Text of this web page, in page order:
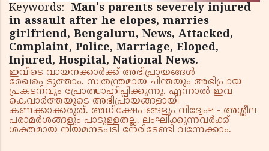
Keywords: Man's parents severely injured
in assault after he elopes, marries
girlfriend, Bengaluru, News, Attacked,
Complaint, Police, Marriage, Eloped,
Injured, Hospital, National News.
ഇവിടെ വായനക്കാർക്ക് അഭിപ്രായങ്ങൾ
രേഖപ്പെടുത്താം. സ്വതന്ത്രമായ ചിന്തയും അഭിപ്രായ
പ്രകടനവും പ്രോത്സാഹിപ്പിക്കുന്നു. എന്നാൽ ഇവ
കെവാർത്തയുടെ അഭിപ്രായങ്ങളായി
കണക്കാക്കരുത്. അധിക്ഷേപങ്ങളും വിദ്വേഷ - അശ്ലീല
പരാമർശങ്ങളും പാടുള്ളതല്ല. ലംഘിക്കുന്നവർക്ക്
ശക്തമായ നിയമനടപടി നേരിടേണ്ടി വന്നേക്കാം.